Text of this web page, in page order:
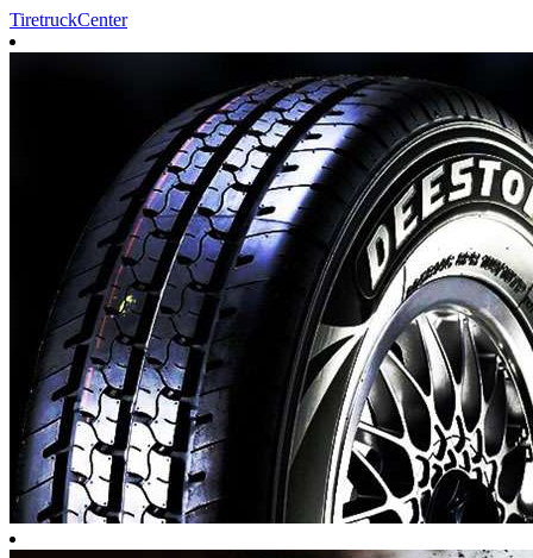
TiretruckCenter